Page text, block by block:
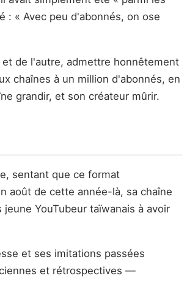
: « Avec peu d'abonnés, on ose
de l'autre, admettre honnêtement
chaînes à un million d'abonnés, en
grandir, et son créateur mûrir.
sentant que ce format
août de cette année-là, sa chaîne
YouTubeur taïwanais à avoir
et ses imitations passées
et rétrospectives —